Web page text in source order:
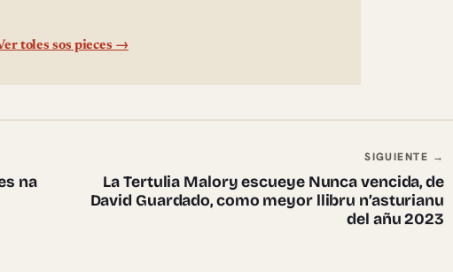
toles sos pieces →
na
SIGUIENTE →
La Tertulia Malory escueye Nunca vencida, de
David Guardado, como meyor llibru n’asturianu
del añu 2023